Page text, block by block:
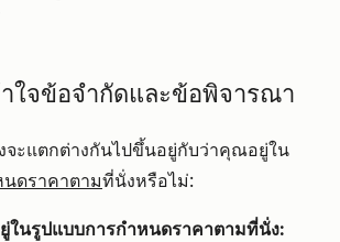
ใจข้อจำกัดและข้อพิจารณา
จะแตกต่างกันไปขึ้นอยู่กับว่าคุณอยู่ใน
ดราคาตามที่นั่งหรือไม่:
ในรูปแบบการกำหนดราคาตามที่นั่ง: